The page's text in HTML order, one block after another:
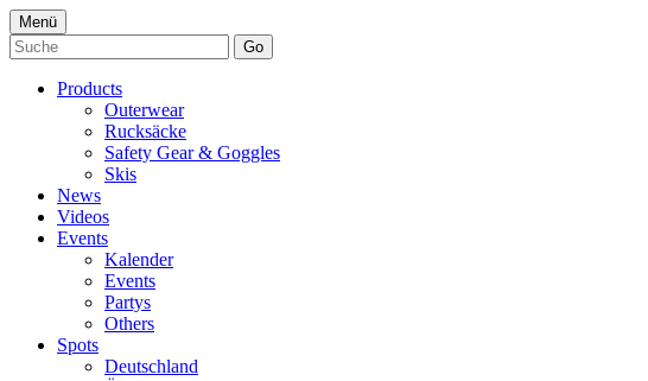
Menü
Go
Products
Outerwear
Rucksäcke
Safety Gear & Goggles
Skis
News
Videos
Events
Kalender
Events
Partys
Others
Spots
Deutschland